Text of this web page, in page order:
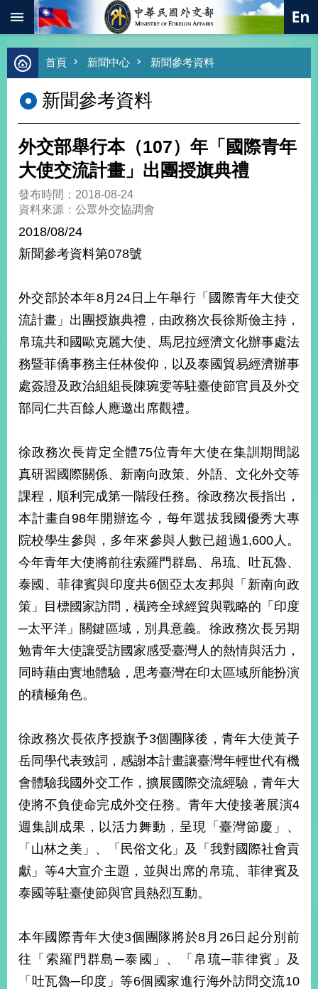
跳到主要內容區塊
進
階
尋
熱
字
總
合
外
價
外
交
經
濟
不
落
國
和
平
護
照
回
首
頁
網
站
導
覽
關
於
新
聞
中
外
交
資
訊
國
家
地
區
際
播
首頁 新聞中心 新聞參考資料
新聞參考資料
外交部舉行本（107）年「國際青年
大使交流計畫」出團授旗典禮
發布時間：2018-08-24
資料來源：公眾外交協調會
2018/08/24
新聞參考資料第078號
外交部於本年8月24日上午舉行「國際青年大使交
流計畫」出團授旗典禮，由政務次長徐斯儉主持，
帛琉共和國歐克麗大使、馬尼拉經濟文化辦事處法
務暨菲僑事務主任林俊仰，以及泰國貿易經濟辦事
處簽證及政治組組長陳琬雯等駐臺使節官員及外交
部同仁共百餘人應邀出席觀禮。
徐政務次長肯定全體75位青年大使在集訓期間認
真研習國際關係、新南向政策、外語、文化外交等
課程，順利完成第一階段任務。徐政務次長指出，
本計畫自98年開辦迄今，每年選拔我國優秀大專
院校學生參與，多年來參與人數已超過1,600人。
今年青年大使將前往索羅門群島、帛琉、吐瓦魯、
泰國、菲律賓與印度共6個亞太友邦與「新南向政
策」目標國家訪問，橫跨全球經貿與戰略的「印度
─太平洋」關鍵區域，別具意義。徐政務次長另期
勉青年大使讓受訪國家感受臺灣人的熱情與活力，
同時藉由實地體驗，思考臺灣在印太區域所能扮演
的積極角色。
徐政務次長依序授旗予3個團隊後，青年大使黃子
岳同學代表致詞，感謝本計畫讓臺灣年輕世代有機
會體驗我國外交工作，擴展國際交流經驗，青年大
使將不負使命完成外交任務。青年大使接著展演4
週集訓成果，以活力舞動，呈現「臺灣節慶」、
「山林之美」、「民俗文化」及「我對國際社會貢
獻」等4大宣介主題，並與出席的帛琉、菲律賓及
泰國等駐臺使節與官員熱烈互動。
本年國際青年大使3個團隊將於8月26日起分別前
往「索羅門群島─泰國」、「帛琉─菲律賓」及
「吐瓦魯─印度」等6個國家進行海外訪問交流10